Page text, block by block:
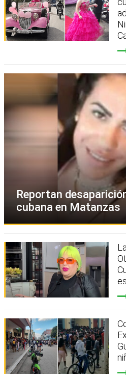
Reportan
cubana en Matanzas